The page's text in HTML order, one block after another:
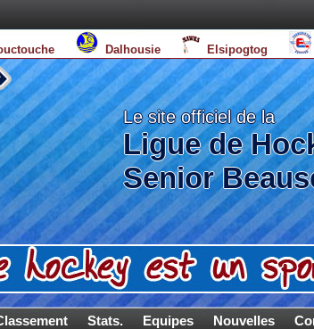
Dalhousie Elsipogtog
Le site officiel de la
Ligue de
Senior
Stats. Equipes Nouvelles